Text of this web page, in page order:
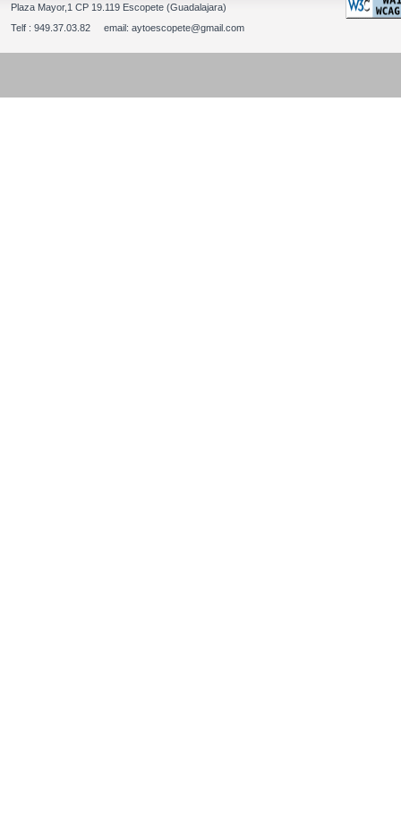
Plaza Mayor,1 CP 19.119 Escopete (Guadalajara)
Telf : 949.37.03.82 email: aytoescopete@gmail.com